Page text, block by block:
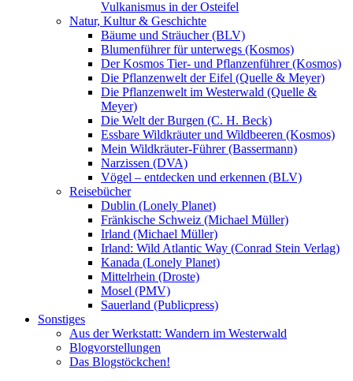
Vulkanismus in der Osteifel
Natur, Kultur & Geschichte
Bäume und Sträucher (BLV)
Blumenführer für unterwegs (Kosmos)
Der Kosmos Tier- und Pflanzenführer (Kosmos)
Die Pflanzenwelt der Eifel (Quelle & Meyer)
Die Pflanzenwelt im Westerwald (Quelle &
Meyer)
Die Welt der Burgen (C. H. Beck)
Essbare Wildkräuter und Wildbeeren (Kosmos)
Mein Wildkräuter-Führer (Bassermann)
Narzissen (DVA)
Vögel – entdecken und erkennen (BLV)
Reisebücher
Dublin (Lonely Planet)
Fränkische Schweiz (Michael Müller)
Irland (Michael Müller)
Irland: Wild Atlantic Way (Conrad Stein Verlag)
Kanada (Lonely Planet)
Mittelrhein (Droste)
Mosel (PMV)
Sauerland (Publicpress)
Sonstiges
Aus der Werkstatt: Wandern im Westerwald
Blogvorstellungen
Das Blogstöckchen!